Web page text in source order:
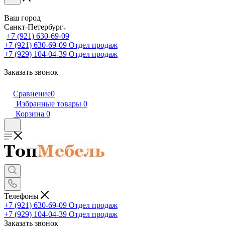
Ваш город
Санкт-Петербург
+7 (921) 630-69-09
+7 (921) 630-69-09 Отдел продаж
+7 (929) 104-04-39 Отдел продаж
Заказать звонок
Сравнение0
Избранные товары 0
Корзина 0
Телефоны
+7 (921) 630-69-09 Отдел продаж
+7 (929) 104-04-39 Отдел продаж
Заказать звонок